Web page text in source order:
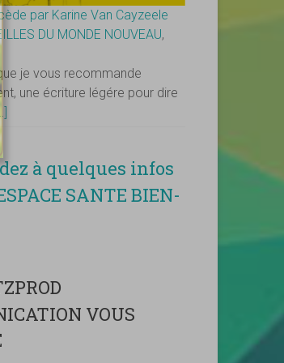
par Karine Van Cayzeele
DU MONDE NOUVEAU,
je vous recommande
une écriture légére pour dire
à quelques infos
SANTE BIEN-
VOUS